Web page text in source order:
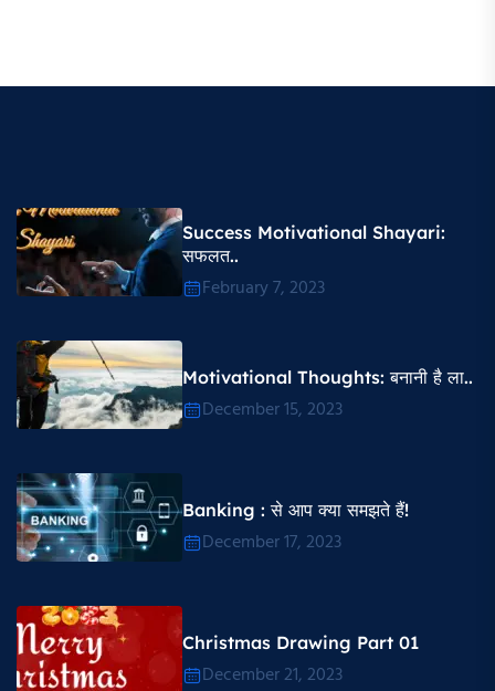
Success Motivational Shayari​:
सफलत..
February 7, 2023
Motivational Thoughts​: बनानी है ला..
December 15, 2023
Banking : से आप क्या समझते हैं!
December 17, 2023
Christmas Drawing Part 01
December 21, 2023